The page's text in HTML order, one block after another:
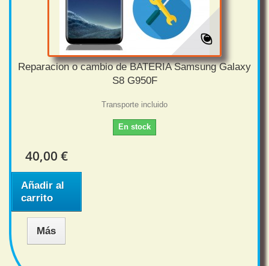
Reparacion o cambio de BATERIA Samsung Galaxy
S8 G950F
Transporte incluido
En stock
40,00 €
Añadir al
carrito
Más